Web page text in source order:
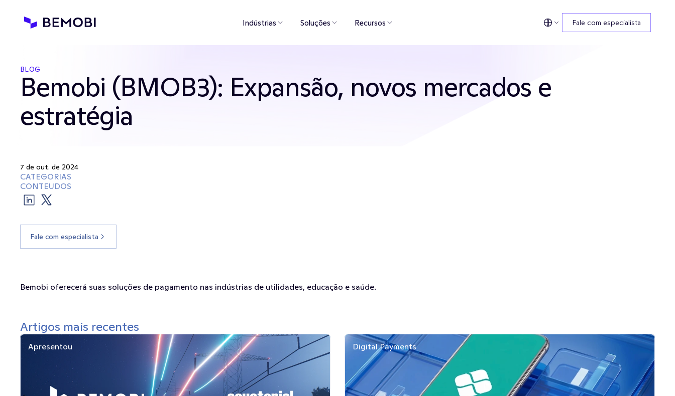
Indústrias Soluções Recursos Fale com especialista
BLOG
Bemobi (BMOB3): Expansão, novos mercados e
estratégia
7 de out. de 2024
CATEGORIAS
CONTEUDOS
Fale com especialista
Bemobi oferecerá suas soluções de pagamento nas indústrias de utilidades, educação e saúde.
Artigos mais recentes
Apresentou Digital Payments